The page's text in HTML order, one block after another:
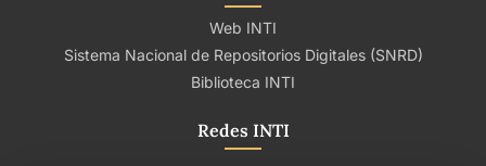
Web INTI
Sistema Nacional de Repositorios Digitales (SNRD)
Biblioteca INTI
Redes INTI